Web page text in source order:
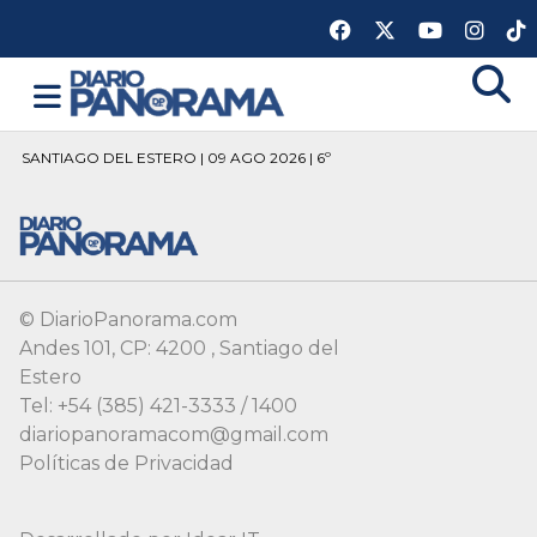
SANTIAGO DEL ESTERO | 09 AGO 2026 | 6º
© DiarioPanorama.com
Andes 101, CP: 4200 , Santiago del
Estero
Tel: +54 (385) 421-3333 / 1400
diariopanoramacom@gmail.com
Políticas de Privacidad